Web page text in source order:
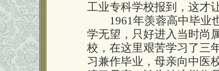
工业专科学校报到，这才
1961年羡蓉高中毕业也
学无望，只好进入当时尚
校，在这里艰苦学习了三
习兼作毕业，母亲向中医